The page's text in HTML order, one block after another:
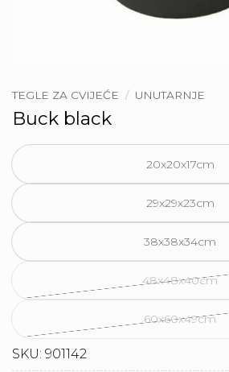
TEGLE ZA CVIJEĆE / UNUTARNJE
Buck black
20x20x17cm
29x29x23cm
38x38x34cm
48x48x40cm
60x60x49cm
SKU: 901142